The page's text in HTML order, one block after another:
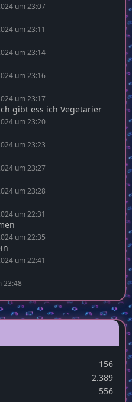
um 23:07
um 23:11
um 23:14
um 23:16
um 23:17
gibt ess ich Vegetarier
um 23:20
um 23:23
um 23:27
um 23:28
um 22:31
um 22:35
um 22:41
23:48
156
2.389
556